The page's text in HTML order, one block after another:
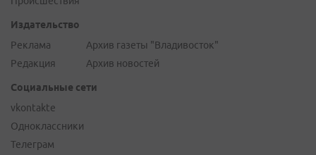
Издательство
Реклама
Редакция
Архив газеты "Владивосток"
Архив новостей
Социальные сети
vkontakte
Одноклассники
Телеграм